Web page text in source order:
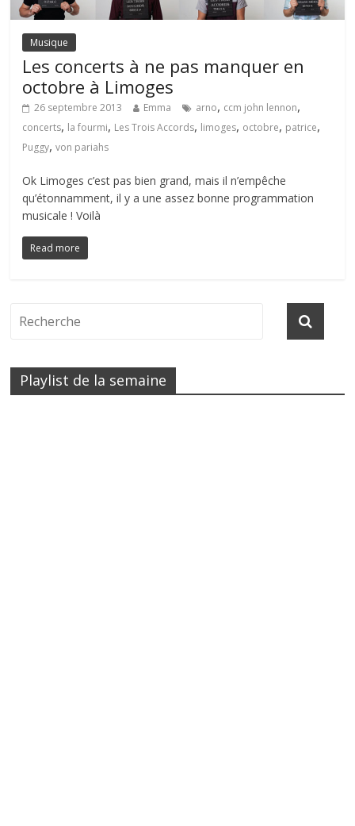
Musique
Les concerts à ne pas manquer en
octobre à Limoges
26 septembre 2013 Emma arno, ccm john lennon,
concerts, la fourmi, Les Trois Accords, limoges, octobre, patrice,
Puggy,von pariahs
Ok Limoges c’est pas bien grand, mais il n’empêche
qu’étonnamment, il y a une assez bonne programmation
musicale ! Voilà
Read more
Playlist de la semaine